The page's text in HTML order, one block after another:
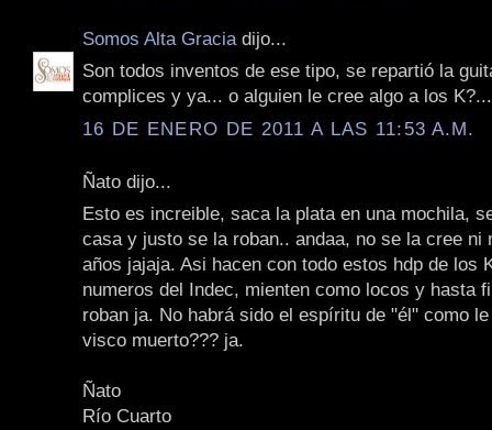
Somos Alta Gracia dijo...
Son todos inventos de ese tipo, se repartió la
complices y ya... o alguien le cree algo a los K?...
16 DE ENERO DE 2011 A LAS 11:53 A.M.
Ñato dijo...
Esto es increible, saca la plata en una mochila,
casa y justo se la roban.. andaa, no se la cree ni
años jajaja. Asi hacen con todo estos hdp de los
numeros del Indec, mienten como locos y hasta
roban ja. No habrá sido el espíritu de "él" como
visco muerto??? ja.
Ñato
Río Cuarto